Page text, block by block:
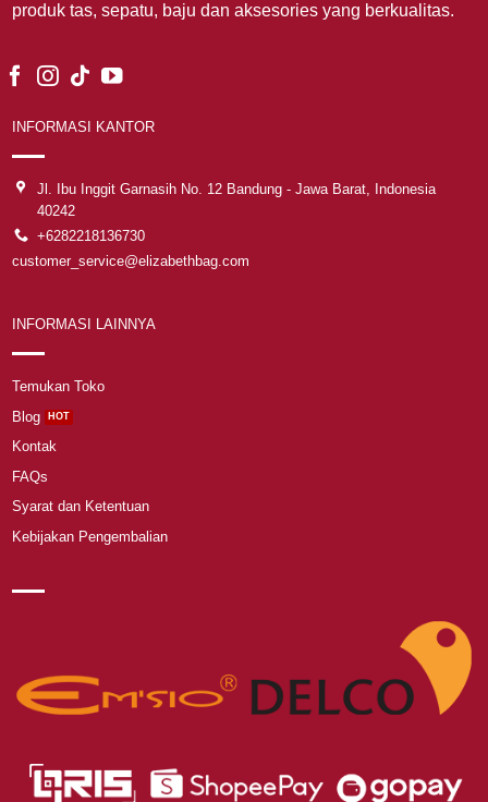
produk tas, sepatu, baju dan aksesories yang berkualitas.
INFORMASI KANTOR
Jl. Ibu Inggit Garnasih No. 12 Bandung - Jawa Barat, Indonesia
40242
+6282218136730
customer_service@elizabethbag.com
INFORMASI LAINNYA
Temukan Toko
Blog
Kontak
FAQs
Syarat dan Ketentuan
Kebijakan Pengembalian